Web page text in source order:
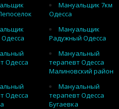
Мануальщик 7км
Одесса
Мануальщик
Радужный Одесса
Одесса
Мануальный
терапевт Одесса
Малиновский район
Одесса
Мануальный
терапевт Одесса
Бугаевка